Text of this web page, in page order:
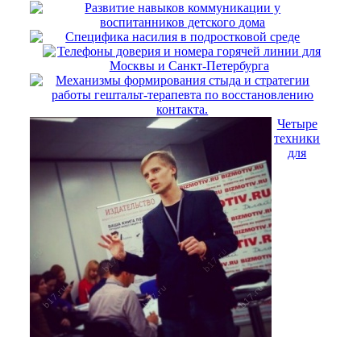
Развитие навыков коммуникации у
воспитанников детского дома
Специфика насилия в подростковой среде
Телефоны доверия и номера горячей линии для
Москвы и Санкт-Петербурга
Механизмы формирования стыда и стратегии
работы гештальт-терапевта по восстановлению
контакта.
Четыре
техники
для